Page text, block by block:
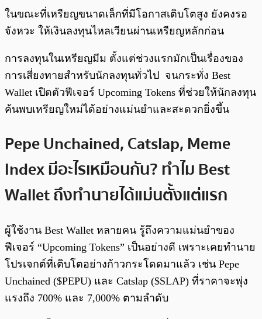
ในขณะที่เหรียญขนาดเล็กที่มีโอกาสเติบโตสูง ยังคงรอ
จังหวะ ให้เงินลงทุนไหลเวียนผ่านเหรียญหลักก่อน
การลงทุนในเหรียญมีม ตั้งแต่ช่วงแรกมักเป็นเรื่องของ
การเสี่ยงทายสำหรับนักลงทุนทั่วไป จนกระทั่ง Best
Wallet เปิดตัวฟีเจอร์ Upcoming Tokens ที่ช่วยให้นักลงทุน
ค้นพบเหรียญใหม่ได้อย่างแม่นยำและสะดวกยิ่งขึ้น
Pepe Unchained, Catslap, Meme
Index มีอะไรเหมือนกัน? ทำไม Best
Wallet ถึงทำนายได้แม่นตั้งแต่แรก
ผู้ใช้งาน Best Wallet หลายคน รู้ถึงความแม่นยำของ
ฟีเจอร์ “Upcoming Tokens” เป็นอย่างดี เพราะเคยทำนาย
โปรเจกต์ที่เติบโตอย่างก้าวกระโดดมาแล้ว เช่น Pepe
Unchained ($PEPU) และ Catslap ($SLAP) ที่ราคาจะพุ่ง
แรงถึง 700% และ 7,000% ตามลำดับ